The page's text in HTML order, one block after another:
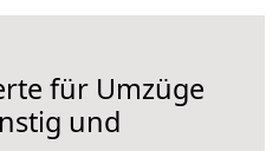
für Umzüge
und